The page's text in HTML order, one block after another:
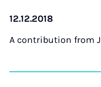
12.12.2018
A contribution from